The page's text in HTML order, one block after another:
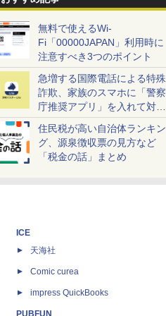
無料で使えるWi-
Fi「00000JAPAN」利用時に
注意すべき3つのポイント
急増する国際電話による特殊
詐欺、家族のスマホに「警察
庁推奨アプリ」を入れて対策
しよう！
住民税が高い自治体ランキン
グ、源泉徴収票の見方など
「税金の話」まとめ
ICE
天海社
Comic curea
impress QuickBooks
PUBFUN